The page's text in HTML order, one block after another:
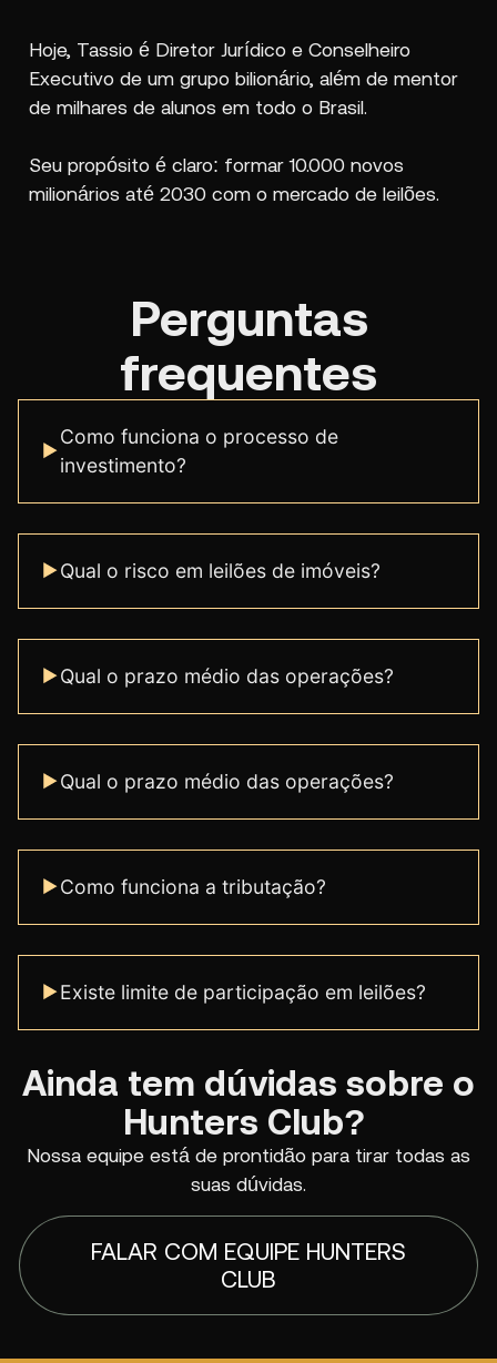
Hoje, Tassio é Diretor Jurídico e Conselheiro
Executivo de um grupo bilionário, além de mentor
de milhares de alunos em todo o Brasil.
Seu propósito é claro: formar 10.000 novos
milionários até 2030 com o mercado de leilões.
Perguntas
frequentes
Como funciona o processo de
investimento?
Qual o risco em leilões de imóveis?
Qual o prazo médio das operações?
Qual o prazo médio das operações?
Como funciona a tributação?
Existe limite de participação em leilões?
Ainda tem dúvidas sobre o
Hunters Club?
Nossa equipe está de prontidão para tirar todas as
suas dúvidas.
FALAR COM EQUIPE HUNTERS
CLUB